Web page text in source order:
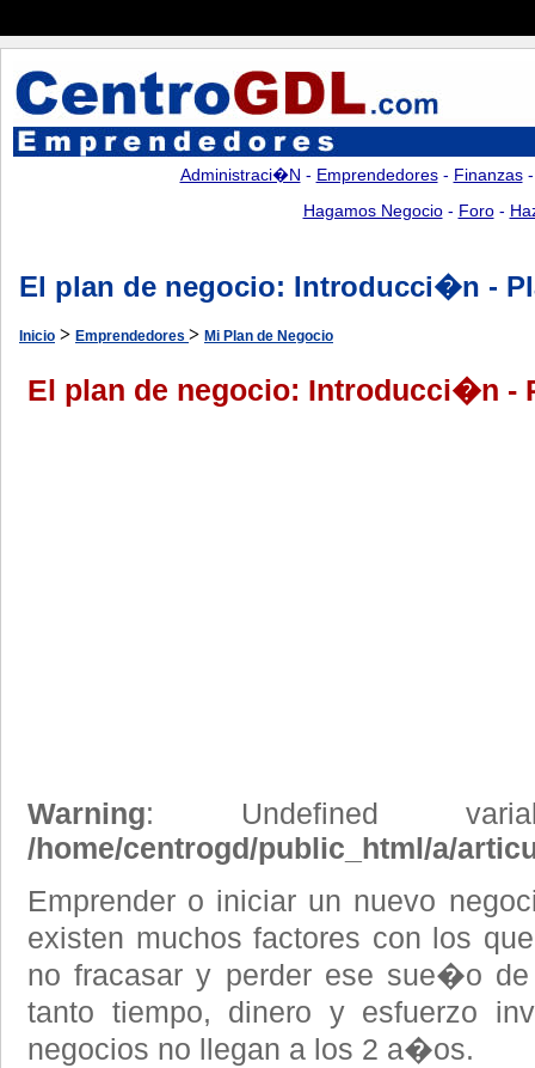
Administraci�n - Emprendedores- Finanzas
Hagamos Negocio- Foro-
El plan de negocio: Introducci�n -
Inicio > Emprendedores > Mi Plan de Negocio
El plan de negocio: Introducci�n -
Warning: Undefined
/home/centrogd/public_html/a/
Emprender o iniciar un nuevo
existen muchos factores con los
no fracasar y perder ese sue�o
tanto tiempo, dinero y esfuerzo
negocios no llegan a los 2 a�os.